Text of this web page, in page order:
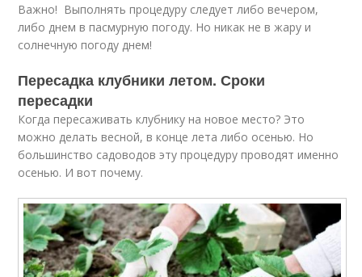
Важно! Выполнять процедуру следует либо вечером,
либо днем в пасмурную погоду. Но никак не в жару и
солнечную погоду днем!
Пересадка клубники летом. Сроки
пересадки
Когда пересаживать клубнику на новое место? Это
можно делать весной, в конце лета либо осенью. Но
большинство садоводов эту процедуру проводят именно
осенью. И вот почему.